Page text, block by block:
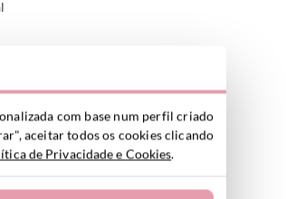
com base num perfil criado
aceitar todos os cookies clicando
de Privacidade e Cookies.